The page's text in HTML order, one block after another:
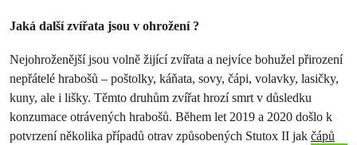
Jaká další zvířata jsou v ohrožení ?
Nejohroženější jsou volně žijící zvířata a nejvíce bohužel přirození
nepřátelé hrabošů – poštolky, káňata, sovy, čápi, volavky, lasičky,
kuny, ale i lišky. Těmto druhům zvířat hrozí smrt v důsledku
konzumace otrávených hrabošů. Během let 2019 a 2020 došlo k
potvrzení několika případů otrav způsobených Stutox II jak čápů